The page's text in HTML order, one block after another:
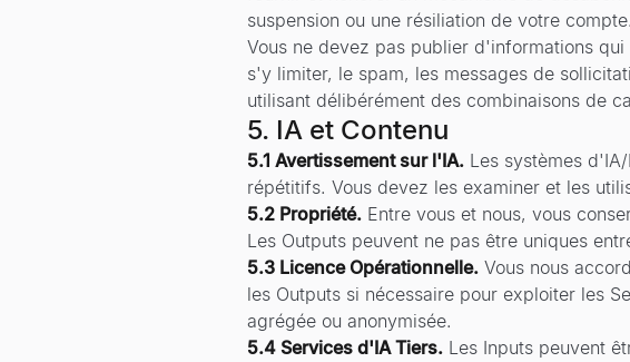
suspension ou une résiliation de votre compte.
Vous ne devez pas publier d'informations
s'y limiter, le spam, les messages de
utilisant délibérément des combinaisons de
5. IA et Contenu
5.1 Avertissement sur l'IA. Les systèmes
répétitifs. Vous devez les examiner et les
5.2 Propriété. Entre vous et nous, vous
Les Outputs peuvent ne pas être uniques
5.3 Licence Opérationnelle. Vous nous
les Outputs si nécessaire pour exploiter les
agrégée ou anonymisée.
5.4 Services d'IA Tiers. Les Inputs peuvent